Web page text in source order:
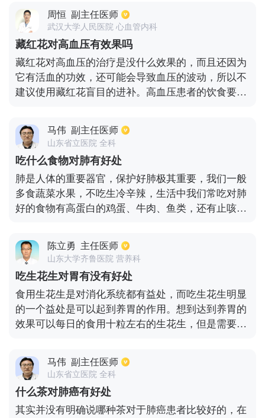
欲的芥子油和帮助人消化以及能够分解亚硝酸铵的的
一些酶类，因此也具有一定防治癌症的作用。萝卜种
含有的木质素可以提高巨噬细胞的活力，增强人体抵
抗力。并且萝卜还可做成各种菜肴，是人们喜爱的食
品之一。
周恒 副主任医师
武汉大学人民医院 心血管内科
藏红花对高血压有效果吗
藏红花对高血压的治疗是没什么效果的，而且还因为
它有活血的功效，还可能会导致血压的波动，所以不
建议使用藏红花盲目的进补。高血压患者的饮食要注
物，如肥肉、动物的内脏等都不能多吃，多吃蔬菜水
果，主食方面要注意多吃粗粮。
马伟 副主任医师
山东省立医院 全科
吃什么食物对肺有好处
肺是人体的重要器官，保护好肺极其重要，我们一般
多食蔬菜水果，不吃生冷辛辣，生活中我们常吃对肺
好的食物有高蛋白的鸡蛋、牛肉、鱼类，还有止咳化
陈立勇 主任医师
山东大学齐鲁医院 营养科
吃生花生对胃有没有好处
食用生花生是对消化系统都有益处，而吃生花生明显
的一个益处是可以起到养胃的作用。想到达到养胃的
效果可以每日的食用十粒左右的生花生，但是需要患
合，这种结合出来的浆液可以起到很好的养胃作用，
因为生花生没有胆固醇，但有大量的不饱和的脂肪
酸，含有丰富的膳食纤维可以和好的吸收消化和好身
体提供能量但又不会给身体造成负担是天然的低钠食
物。需要注意的是，油炸的花生对肠胃没有好处，很
马伟 副主任医师
山东省立医院 全科
什么茶对肺癌有好处
其实并没有明确说哪种茶对于肺癌患者比较好的，在